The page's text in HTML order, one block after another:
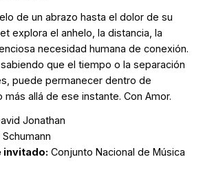
de un abrazo hasta el dolor de su
explora el anhelo, la distancia, la
necesidad humana de conexión.
que el tiempo o la separación
puede permanecer dentro de
allá de ese instante. Con Amor.
Jonathan
invitado: Conjunto Nacional de Música